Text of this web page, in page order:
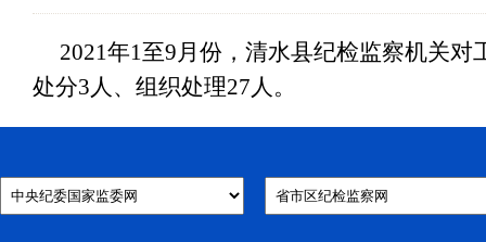
2021年1至9月份，清水县纪检监察机关
处分3人、组织处理27人。